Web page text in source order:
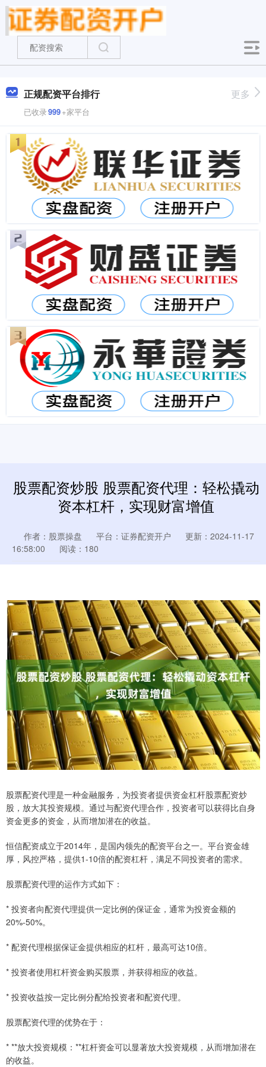
正规配资平台排行
已收录999+家平台
更多
股票配资炒股 股票配资代理：轻松撬动
资本杠杆，实现财富增值
作者：股票操盘 平台：证券配资开户
更新：2024-11-17
16:58:00
阅读：180
股票配资代理是一种金融服务，为投资者提供资金杠杆股票配资炒
股，放大其投资规模。通过与配资代理合作，投资者可以获得比自身
资金更多的资金，从而增加潜在的收益。
恒信配资成立于2014年，是国内领先的配资平台之一。平台资金雄
厚，风控严格，提供1-10倍的配资杠杆，满足不同投资者的需求。
股票配资代理的运作方式如下：
* 投资者向配资代理提供一定比例的保证金，通常为投资金额的
20%-50%。
* 配资代理根据保证金提供相应的杠杆，最高可达10倍。
* 投资者使用杠杆资金购买股票，并获得相应的收益。
* 投资收益按一定比例分配给投资者和配资代理。
股票配资代理的优势在于：
* **放大投资规模：**杠杆资金可以显著放大投资规模，从而增加潜在
的收益。